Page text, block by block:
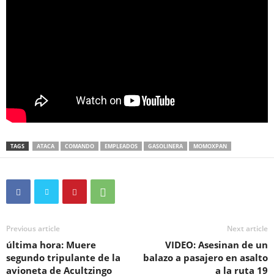
TAGS ATACA COMANDO EMPLEADOS GASOLINERA MOMOXPAN
Previous article
última hora: Muere
segundo tripulante de la
avioneta de Acultzingo
Next article
VIDEO: Asesinan de un
balazo a pasajero en asalto
a la ruta 19